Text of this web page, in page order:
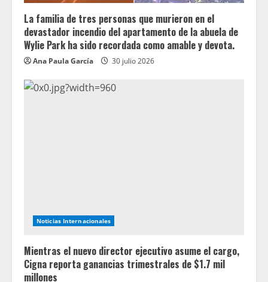
La familia de tres personas que murieron en el
devastador incendio del apartamento de la abuela de
Wylie Park ha sido recordada como amable y devota.
Ana Paula García 30 julio 2026
Noticias Internacionales
Mientras el nuevo director ejecutivo asume el cargo,
Cigna reporta ganancias trimestrales de $1.7 mil
millones